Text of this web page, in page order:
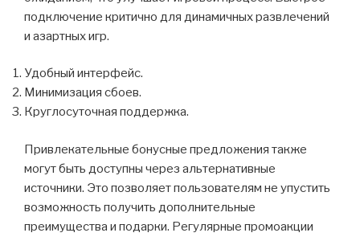
подключение критично для динамичных развлечений
и азартных игр.
Удобный интерфейс.
Минимизация сбоев.
Круглосуточная поддержка.
Привлекательные бонусные предложения также
могут быть доступны через альтернативные
источники. Это позволяет пользователям не упустить
возможность получить дополнительные
преимущества и подарки. Регулярные промоакции